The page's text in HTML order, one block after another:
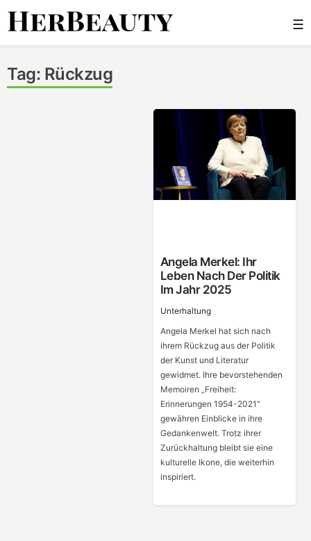
Skip
☰
Tag: Rückzug
Angela Merkel: Ihr
Leben Nach Der Politik
Im Jahr 2025
Unterhaltung
Angela Merkel hat sich nach
ihrem Rückzug aus der Politik
der Kunst und Literatur
gewidmet. Ihre bevorstehenden
Memoiren „Freiheit:
Erinnerungen 1954-2021“
gewähren Einblicke in ihre
Gedankenwelt. Trotz ihrer
Zurückhaltung bleibt sie eine
kulturelle Ikone, die weiterhin
inspiriert.